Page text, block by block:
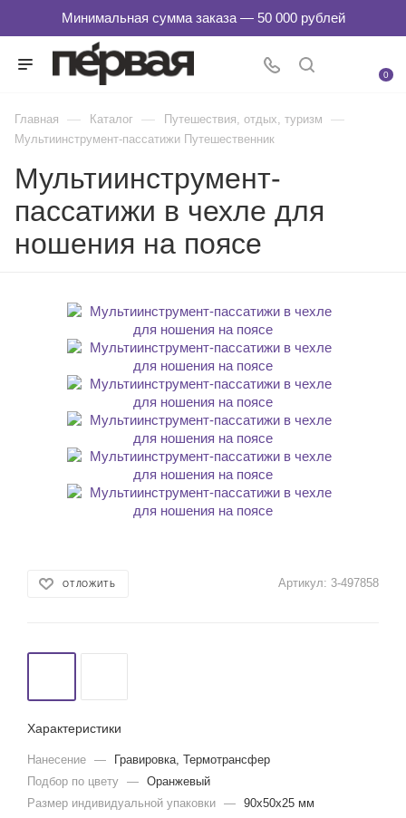
0
Главная — Каталог — Путешествия, отдых, туризм —
Мультиинструмент-пассатижи Путешественник
Мультиинструмент-
пассатижи в чехле для
ношения на поясе
ОТЛОЖИТЬ Артикул: 3-497858
Характеристики
Нанесение —
Гравировка, Термотрансфер
Подбор по цвету — Оранжевый
Размер индивидуальной упаковки — 90x50x25 мм